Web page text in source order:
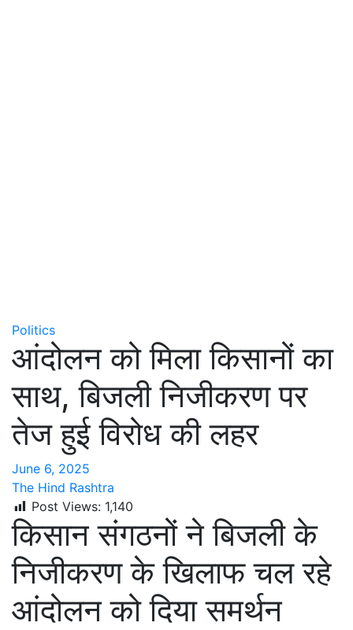
Politics
आंदोलन को मिला किसानों का
साथ, बिजली निजीकरण पर
तेज हुई विरोध की लहर
June 6, 2025
The Hind Rashtra
Post Views: 1,140
किसान संगठनों ने बिजली के
निजीकरण के खिलाफ चल रहे
आंदोलन को दिया समर्थन